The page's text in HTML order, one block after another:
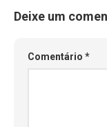
Deixe um
Comentário *